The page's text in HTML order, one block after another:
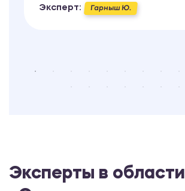
Эксперт: Гарныш Ю.
Эксперты в области